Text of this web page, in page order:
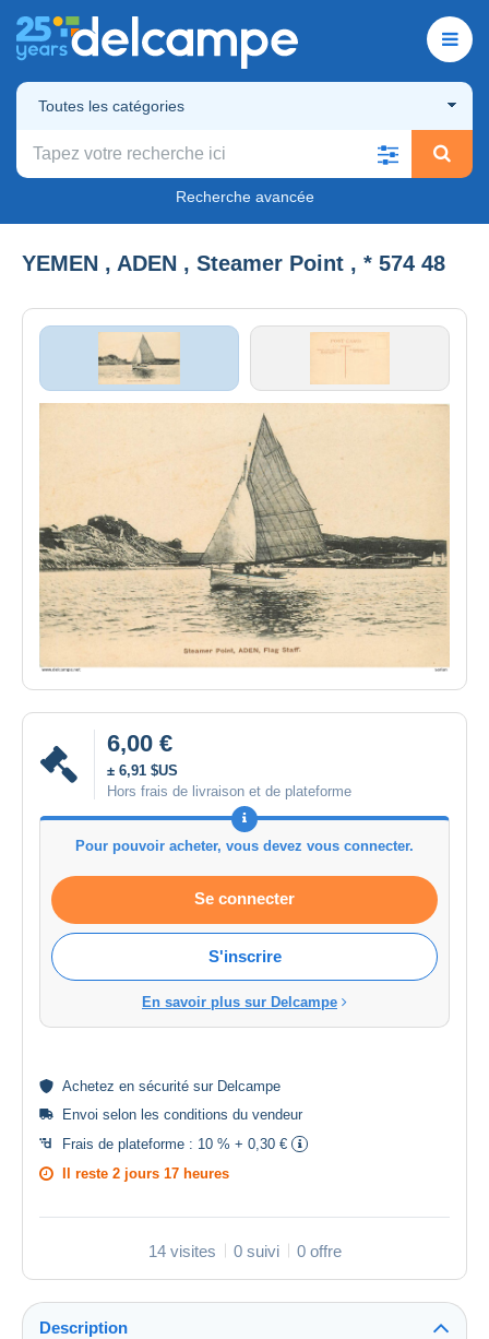
Toutes les catégories
Recherche avancée
YEMEN , ADEN , Steamer Point , * 574 48
6,00 €
± 6,91 $US
Hors frais de livraison et de plateforme
Pour pouvoir acheter, vous devez vous connecter.
Se connecter
S'inscrire
En savoir plus sur Delcampe
Achetez en sécurité sur Delcampe
Envoi selon les conditions du vendeur
Frais de plateforme : 10 % + 0,30 €
Il reste 2 jours 17 heures
14 visites 0 suivi 0 offre
Description